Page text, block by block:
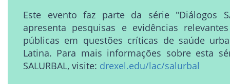
Este evento faz parte da série "Diálogos
apresenta pesquisas e evidências
públicas em questões críticas de saúde
Latina. Para mais informações sobre esta
SALURBAL, visite: drexel.edu/lac/salurbal